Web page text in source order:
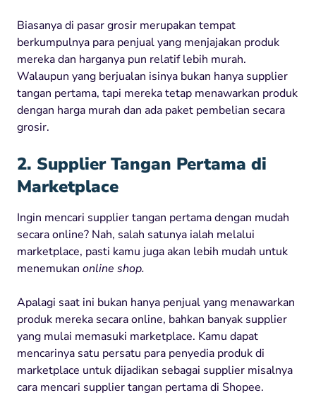
Biasanya di pasar grosir merupakan tempat
berkumpulnya para penjual yang menjajakan produk
mereka dan harganya pun relatif lebih murah.
Walaupun yang berjualan isinya bukan hanya supplier
tangan pertama, tapi mereka tetap menawarkan produk
dengan harga murah dan ada paket pembelian secara
grosir.
2. Supplier Tangan Pertama di
Marketplace
Ingin mencari supplier tangan pertama dengan mudah
secara online? Nah, salah satunya ialah melalui
marketplace, pasti kamu juga akan lebih mudah untuk
menemukan online shop.
Apalagi saat ini bukan hanya penjual yang menawarkan
produk mereka secara online, bahkan banyak supplier
yang mulai memasuki marketplace. Kamu dapat
mencarinya satu persatu para penyedia produk di
marketplace untuk dijadikan sebagai supplier misalnya
cara mencari supplier tangan pertama di Shopee.